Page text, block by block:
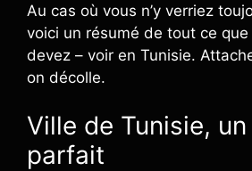
Au cas où vous n’y verriez
voici un résumé de tout ce
devez – voir en Tunisie.
on décolle.
Ville de Tunisie,
parfait